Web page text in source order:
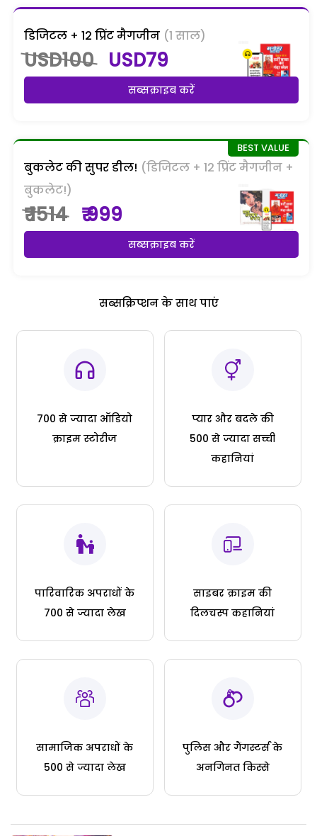
डिजिटल + 12 प्रिंट मैगजीन (1 साल)
USD100 USD79
सब्सक्राइब करें
बुकलेट की सुपर डील! (डिजिटल + 12 प्रिंट मैगजीन +
बुकलेट!)
₹ 1514 ₹ 999
सब्सक्राइब करें
सब्सक्रिप्शन के साथ पाएं
700 से ज्यादा ऑडियो
क्राइम स्टोरीज
प्यार और बदले की
500 से ज्यादा सच्ची
कहानियां
पारिवारिक अपराधों के
700 से ज्यादा लेख
साइबर क्राइम की
दिलचस्प कहानियां
सामाजिक अपराधों के
500 से ज्यादा लेख
पुलिस और गैंगस्टर्स के
अनगिनत किस्से